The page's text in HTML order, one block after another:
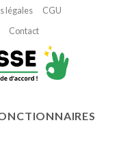
légales
CGU
Contact